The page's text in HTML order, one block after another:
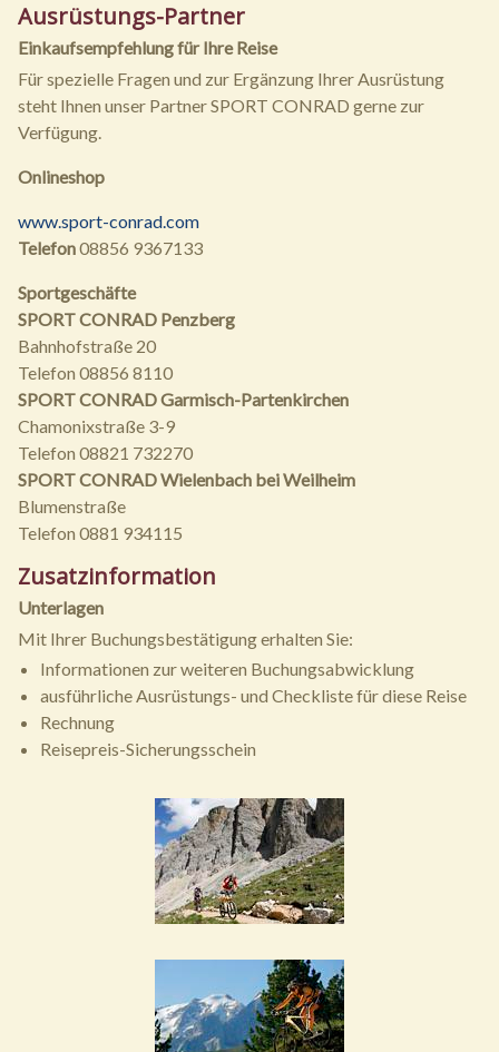
Ausrüstungs-Partner
Einkaufsempfehlung für Ihre Reise
Für spezielle Fragen und zur Ergänzung Ihrer Ausrüstung
steht Ihnen unser Partner SPORT CONRAD gerne zur
Verfügung.
Onlineshop
www.sport-conrad.com
Telefon08856 9367133
Sportgeschäfte
SPORT CONRAD Penzberg
Bahnhofstraße 20
Telefon 08856 8110
SPORT CONRAD Garmisch-Partenkirchen
Chamonixstraße 3-9
Telefon 08821 732270
SPORT CONRAD Wielenbach bei Weilheim
Blumenstraße
Telefon 0881 934115
Zusatzinformation
Unterlagen
Mit Ihrer Buchungsbestätigung erhalten Sie:
Informationen zur weiteren Buchungsabwicklung
ausführliche Ausrüstungs- und Checkliste für diese Reise
Rechnung
Reisepreis-Sicherungsschein